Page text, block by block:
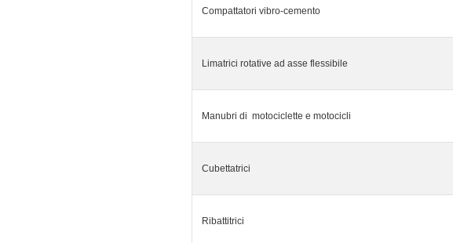
Compattatori vibro-cemento
Limatrici rotative ad asse flessibile
Manubri di motociclette e motocicli
Cubettatrici
Ribattitrici